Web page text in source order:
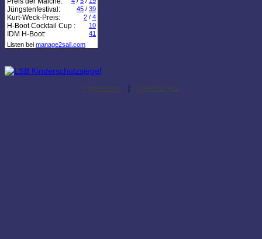
Jüngstenfestival: 45 / 39
Kurt-Weck-Preis: 2 / 4
H-Boot Cocktail Cup : 10
IDM H-Boot:
41
Listen bei manage2sail.com
Impressum | Datenschutz